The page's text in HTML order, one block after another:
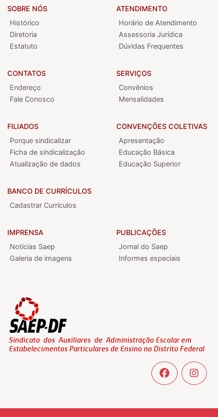
SOBRE NÓS
Histórico
Diretoria
Estatuto
CONTATOS
Endereço
Fale Conosco
ATENDIMENTO
Horário de Atendimento
Assessoria Jurídica
Dúvidas Frequentes
SERVIÇOS
Convênios
Mensalidades
FILIADOS
Porque sindicalizar
Ficha de sindicalização
Atualização de dados
BANCO DE CURRÍCULOS
Cadastrar Currículos
CONVENÇÕES COLETIVAS
Apresentação
Educação Básica
Educação Superior
IMPRENSA
Notícias Saep
Galeria de imagens
PUBLICAÇÕES
Jornal do Saep
Informes especiais